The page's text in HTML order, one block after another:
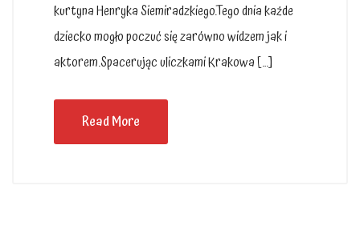
kurtyna Henryka Siemiradzkiego.Tego dnia każde
dziecko mogło poczuć się zarówno widzem jak i
aktorem.Spacerując uliczkami Krakowa […]
Read More